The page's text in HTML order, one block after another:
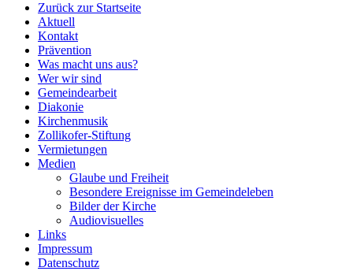
Zurück zur Startseite
Aktuell
Kontakt
Prävention
Was macht uns aus?
Wer wir sind
Gemeindearbeit
Diakonie
Kirchenmusik
Zollikofer-Stiftung
Vermietungen
Medien
Glaube und Freiheit
Besondere Ereignisse im Gemeindeleben
Bilder der Kirche
Audiovisuelles
Links
Impressum
Datenschutz